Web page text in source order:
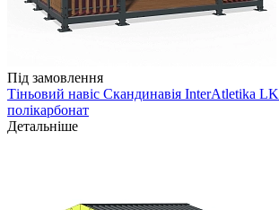
Під замовлення
Тіньовий навіс Скандинавія InterAtletika
полікарбонат
Детальніше